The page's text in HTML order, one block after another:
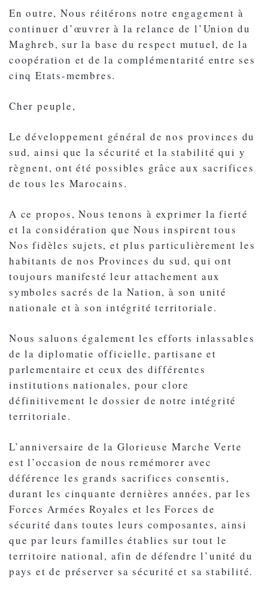
En outre, Nous réitérons notre engagement à
continuer d’œuvrer à la relance de l’Union du
Maghreb, sur la base du respect mutuel, de la
coopération et de la complémentarité entre ses
cinq Etats-membres.
Cher peuple,
Le développement général de nos provinces du
sud, ainsi que la sécurité et la stabilité qui y
règnent, ont été possibles grâce aux sacrifices
de tous les Marocains.
A ce propos, Nous tenons à exprimer la fierté
et la considération que Nous inspirent tous
Nos fidèles sujets, et plus particulièrement les
habitants de nos Provinces du sud, qui ont
toujours manifesté leur attachement aux
symboles sacrés de la Nation, à son unité
nationale et à son intégrité territoriale.
Nous saluons également les efforts inlassables
de la diplomatie officielle, partisane et
parlementaire et ceux des différentes
institutions nationales, pour clore
définitivement le dossier de notre intégrité
territoriale.
L’anniversaire de la Glorieuse Marche Verte
est l’occasion de nous remémorer avec
déférence les grands sacrifices consentis,
durant les cinquante dernières années, par les
Forces Armées Royales et les Forces de
sécurité dans toutes leurs composantes, ainsi
que par leurs familles établies sur tout le
territoire national, afin de défendre l’unité du
pays et de préserver sa sécurité et sa stabilité.